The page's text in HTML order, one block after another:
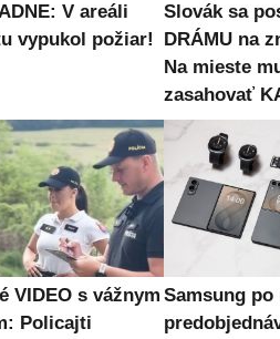
V areáli
vypukol požiar!
Slovák sa
DRÁMU na
Na mieste
zasahovať
VIDEO s vážnym
Policajti
Samsung